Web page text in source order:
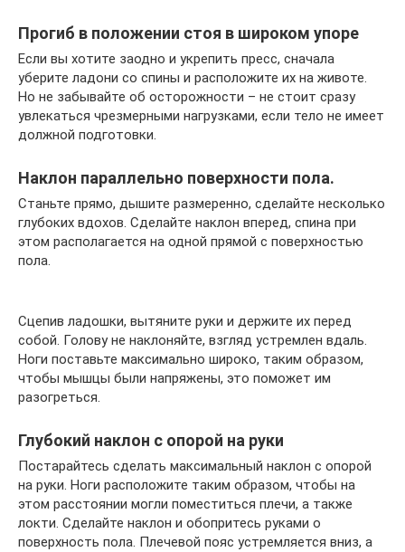
Прогиб в положении стоя в широком упоре
Если вы хотите заодно и укрепить пресс, сначала
уберите ладони со спины и расположите их на животе.
Но не забывайте об осторожности – не стоит сразу
увлекаться чрезмерными нагрузками, если тело не имеет
должной подготовки.
Наклон параллельно поверхности пола.
Станьте прямо, дышите размеренно, сделайте несколько
глубоких вдохов. Сделайте наклон вперед, спина при
этом располагается на одной прямой с поверхностью
пола.
Сцепив ладошки, вытяните руки и держите их перед
собой. Голову не наклоняйте, взгляд устремлен вдаль.
Ноги поставьте максимально широко, таким образом,
чтобы мышцы были напряжены, это поможет им
разогреться.
Глубокий наклон с опорой на руки
Постарайтесь сделать максимальный наклон с опорой
на руки. Ноги расположите таким образом, чтобы на
этом расстоянии могли поместиться плечи, а также
локти. Сделайте наклон и обопритесь руками о
поверхность пола. Плечевой пояс устремляется вниз, а